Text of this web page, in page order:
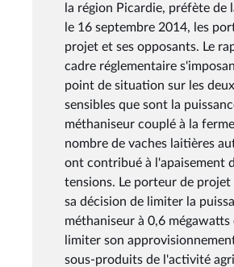
la région Picardie, préfète de
le 16 septembre 2014, les
projet et ses opposants. Le
cadre réglementaire
point de situation sur les
sensibles que sont la
méthaniseur couplé à la
nombre de vaches laitières
ont contribué à l'apaisement
tensions. Le porteur de projet
sa décision de limiter la
méthaniseur à 0,6 mégawatts
limiter son
sous-produits de l'activité